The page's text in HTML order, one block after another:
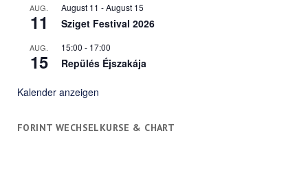
AUG.
11
August 11 -August 15
Sziget Festival 2026
AUG.
15
15:00 - 17:00
Repülés Éjszakája
Kalender anzeigen
FORINT WECHSELKURSE & CHART